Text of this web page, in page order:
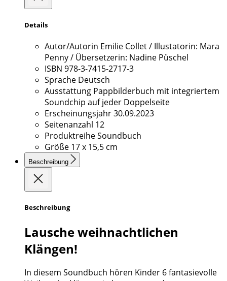
Details
Autor/Autorin Emilie Collet / Illustatorin: Mara
Penny / Übersetzerin: Nadine Püschel
ISBN 978-3-7415-2717-3
Sprache Deutsch
Ausstattung Pappbilderbuch mit integriertem
Soundchip auf jeder Doppelseite
Erscheinungsjahr30.09.2023
Seitenanzahl 12
ProduktreiheSoundbuch
Größe 17 x 15,5 cm
Beschreibung
Beschreibung
Lausche weihnachtlichen
Klängen!
In diesem Soundbuch hören Kinder 6 fantasievolle